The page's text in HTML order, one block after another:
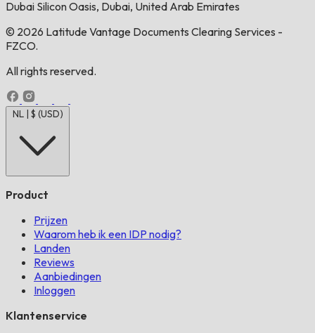
Dubai Silicon Oasis, Dubai, United Arab Emirates
© 2026 Latitude Vantage Documents Clearing Services -
FZCO.
All rights reserved.
NL | $ (USD)
Product
Prijzen
Waarom heb ik een IDP nodig?
Landen
Reviews
Aanbiedingen
Inloggen
Klantenservice